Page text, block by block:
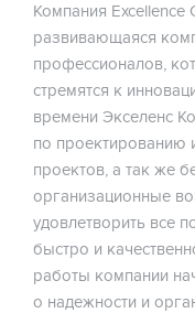
Компания Excellence
развивающаяся
профессионалов,
стремятся к
времени Экселенс
по проектированию
проектов, а так же
организационные
удовлетворить все
быстро и
работы компании
о надежности и